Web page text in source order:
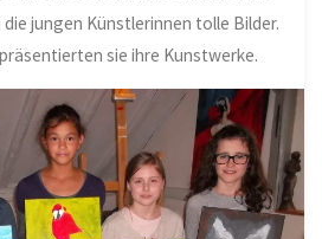
jungen Künstlerinnen tolle Bilder.
sie ihre Kunstwerke.